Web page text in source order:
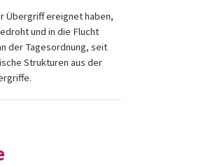
Übergriff ereignet haben,
und in die Flucht
der Tagesordnung, seit
Strukturen aus der